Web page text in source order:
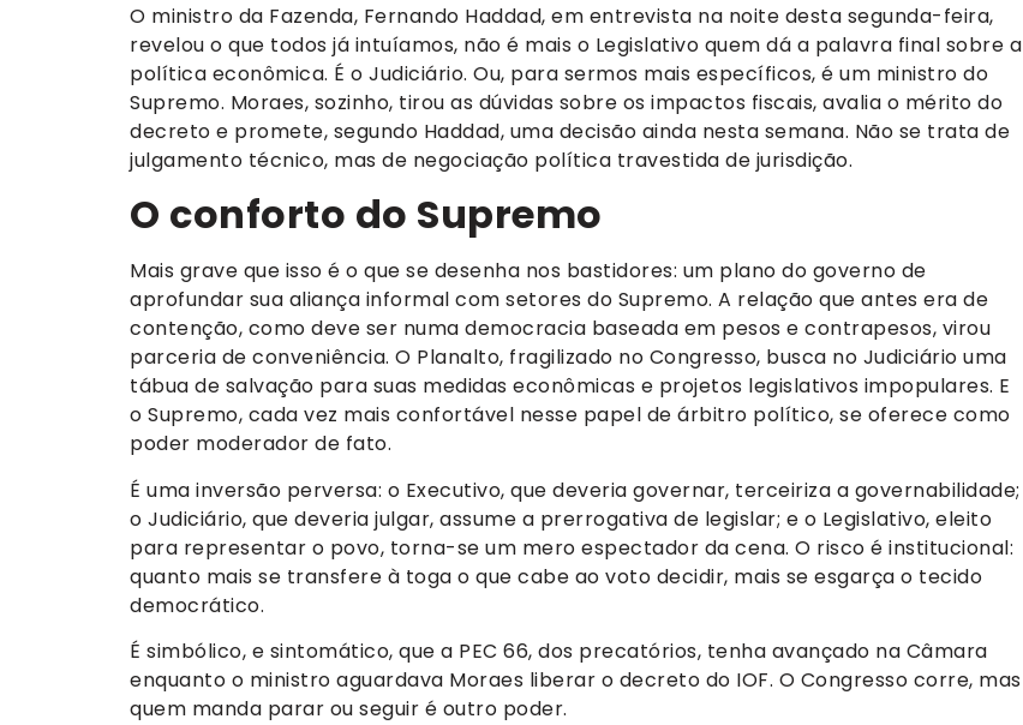
O ministro da Fazenda, Fernando Haddad, em entrevista na noite desta segunda-feira,
revelou o que todos já intuíamos, não é mais o Legislativo quem dá a palavra final sobre a
política econômica. É o Judiciário. Ou, para sermos mais específicos, é um ministro do
Supremo. Moraes, sozinho, tirou as dúvidas sobre os impactos fiscais, avalia o mérito do
decreto e promete, segundo Haddad, uma decisão ainda nesta semana. Não se trata de
julgamento técnico, mas de negociação política travestida de jurisdição.
O conforto do Supremo
Mais grave que isso é o que se desenha nos bastidores: um plano do governo de
aprofundar sua aliança informal com setores do Supremo. A relação que antes era de
contenção, como deve ser numa democracia baseada em pesos e contrapesos, virou
parceria de conveniência. O Planalto, fragilizado no Congresso, busca no Judiciário uma
tábua de salvação para suas medidas econômicas e projetos legislativos impopulares. E
o Supremo, cada vez mais confortável nesse papel de árbitro político, se oferece como
poder moderador de fato.
É uma inversão perversa: o Executivo, que deveria governar, terceiriza a governabilidade;
o Judiciário, que deveria julgar, assume a prerrogativa de legislar; e o Legislativo, eleito
para representar o povo, torna-se um mero espectador da cena. O risco é institucional:
quanto mais se transfere à toga o que cabe ao voto decidir, mais se esgarça o tecido
democrático.
É simbólico, e sintomático, que a PEC 66, dos precatórios, tenha avançado na Câmara
enquanto o ministro aguardava Moraes liberar o decreto do IOF. O Congresso corre, mas
quem manda parar ou seguir é outro poder.